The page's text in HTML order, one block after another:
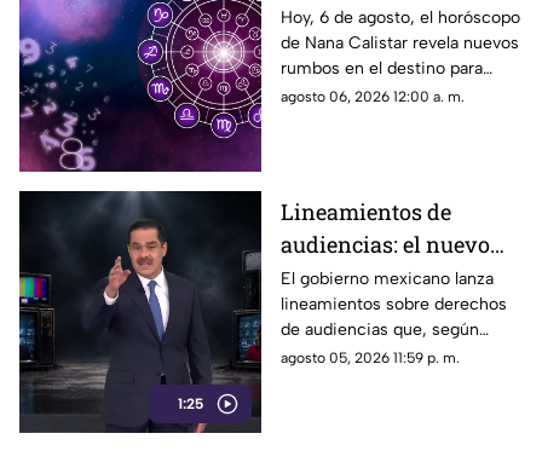
Calistar: Estos signos
deben cuidar su SALUD
Hoy, 6 de agosto, el horóscopo
de Nana Calistar revela nuevos
rumbos en el destino para
estos signos
agosto 06, 2026 12:00 a. m.
1:25
Lineamientos de
audiencias: el nuevo
mecanismo del
gobierno para censurar
medios y blindar la
corrupción en México
El gobierno mexicano lanza
lineamientos sobre derechos
de audiencias que, según
críticos, no protegen al
agosto 05, 2026 11:59 p. m.